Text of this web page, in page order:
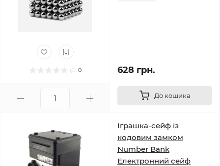
0 628 грн.
До кошика
Іграшка-сейф із
кодовим замком
Number Bank
Електронний сейф